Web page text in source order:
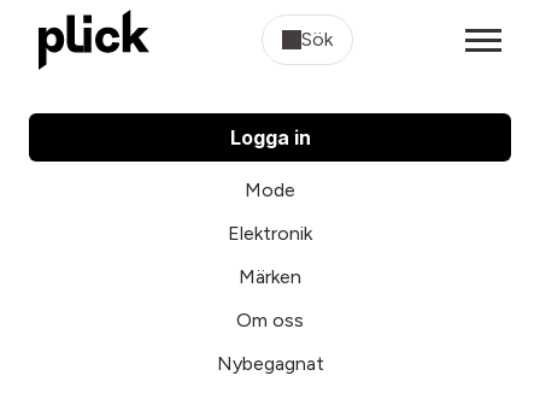
Sök
Logga in
Mode
Elektronik
Märken
Om oss
Nybegagnat